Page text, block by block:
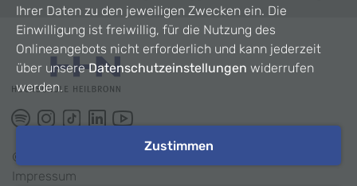
©
Impressum
Ihrer Daten zu den jeweiligen Zwecken ein. Die
Einwilligung ist freiwillig, für die Nutzung des
Onlineangebots nicht erforderlich und kann jederzeit
über unsereDatenschutzeinstellungen widerrufen
werden.
Zustimmen